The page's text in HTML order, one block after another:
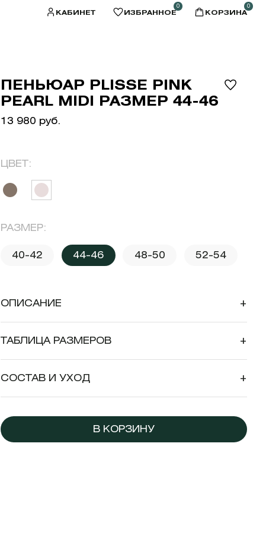
КАБИНЕТ ИЗБРАННОЕ
0
КОРЗИНА
0
ПЕНЬЮАР PLISSE PINK
PEARL MIDI РАЗМЕР 44-46
13 980 руб.
ЦВЕТ:
РАЗМЕР:
40-42 44-46 48-50 52-54
ОПИСАНИЕ +
ТАБЛИЦА РАЗМЕРОВ +
СОСТАВ И УХОД +
В КОРЗИНУ